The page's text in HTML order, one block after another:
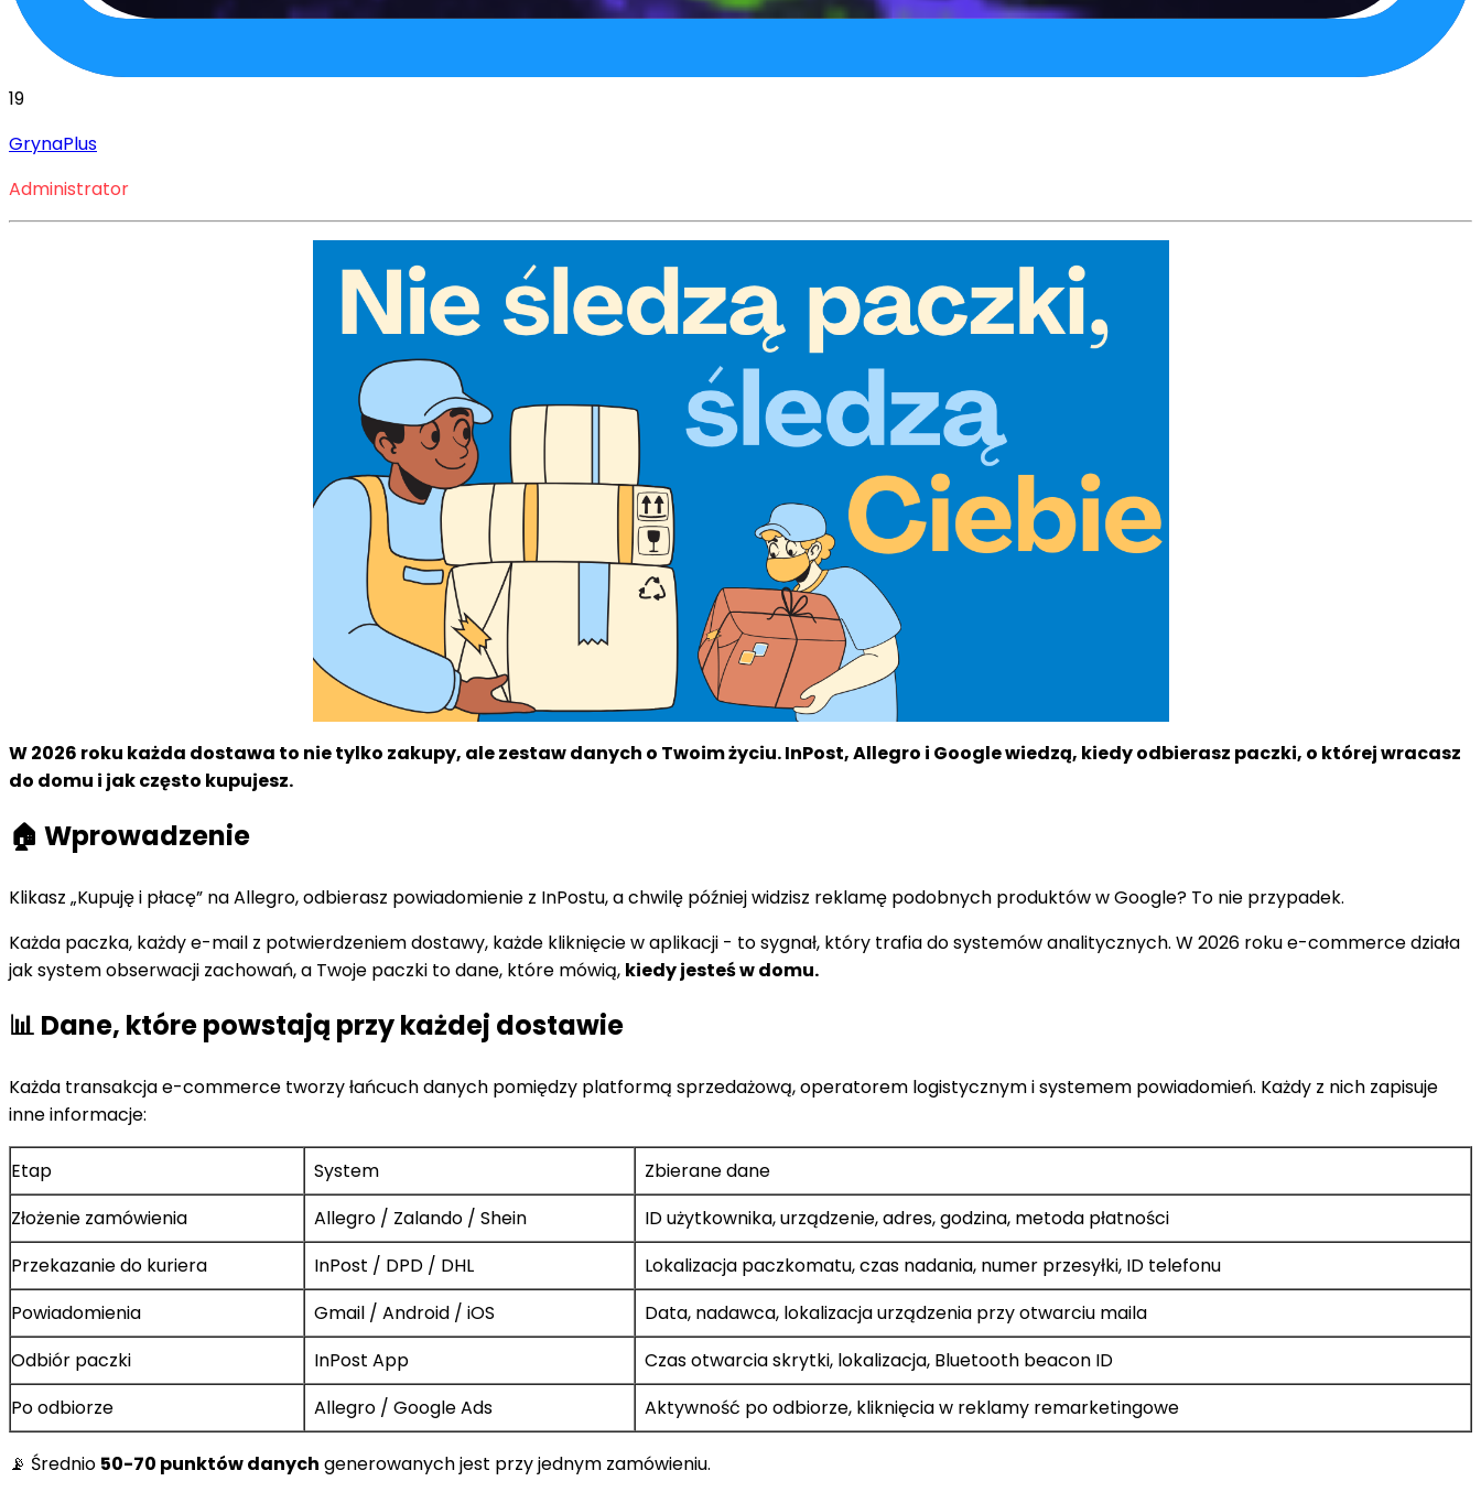
19
GrynaPlus
Administrator
W 2026 roku każda dostawa to nie tylko zakupy, ale zestaw danych o Twoim życiu. InPost, Allegro i Google wiedzą, kiedy odbierasz paczki, o której wracasz
do domu i jak często kupujesz.
🏠 Wprowadzenie
Klikasz „Kupuję i płacę” na Allegro, odbierasz powiadomienie z InPostu, a chwilę później widzisz reklamę podobnych produktów w Google? To nie przypadek.
Każda paczka, każdy e-mail z potwierdzeniem dostawy, każde kliknięcie w aplikacji - to sygnał, który trafia do systemów analitycznych. W 2026 roku e-commerce działa
jak system obserwacji zachowań, a Twoje paczki to dane, które mówią, kiedy jesteś w domu.
📊 Dane, które powstają przy każdej dostawie
Każda transakcja e-commerce tworzy łańcuch danych pomiędzy platformą sprzedażową, operatorem logistycznym i systemem powiadomień. Każdy z nich zapisuje
inne informacje:
Etap System
Zbierane dane
Złożenie zamówienia
Allegro / Zalando / Shein
ID użytkownika, urządzenie, adres, godzina, metoda płatności
Przekazanie do kuriera
InPost / DPD / DHL
Lokalizacja paczkomatu, czas nadania, numer przesyłki, ID telefonu
Powiadomienia
Gmail / Android / iOS
Data, nadawca, lokalizacja urządzenia przy otwarciu maila
Odbiór paczki
InPost App
Czas otwarcia skrytki, lokalizacja, Bluetooth beacon ID
Po odbiorze
Allegro / Google Ads Aktywność po odbiorze, kliknięcia w reklamy remarketingowe
📡 Średnio 50-70 punktów danych generowanych jest przy jednym zamówieniu.